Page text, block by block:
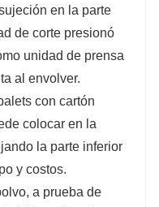
en la parte
de corte presionó
unidad de prensa
al envolver.
con cartón
colocar en la
la parte inferior
y costos.
a prueba de